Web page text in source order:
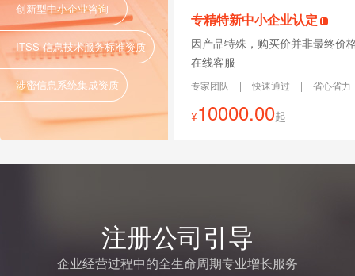
创新型中小企业咨询
ITSS 信息技术服务标准资质
涉密信息系统集成资质
专精特新中小企业认定
因产品特殊，购买价并非最终价
在线客服
专家团队 | 快速通过 | 省心省力
¥10000.00起
注册公司引导
企业经营过程中的全生命周期专业增长服务